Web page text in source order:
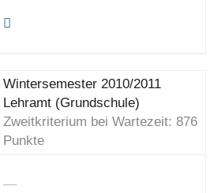
Wintersemester 2010/2011
Lehramt (Grundschule)
Zweitkriterium bei Wartezeit: 876
Punkte
―